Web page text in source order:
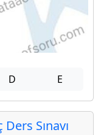
D E
Sınavı